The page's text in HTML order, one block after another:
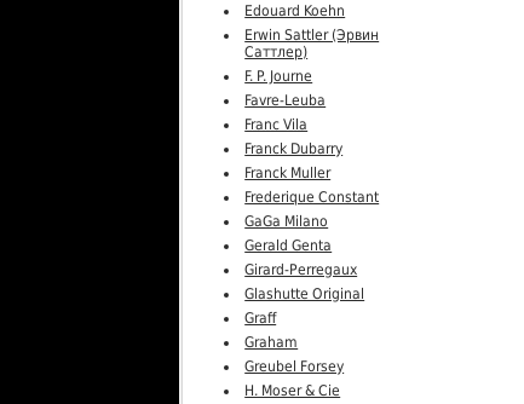
Edouard Koehn
Erwin Sattler (Эрвин
Саттлер)
F. P. Journe
Favre-Leuba
Franc Vila
Franck Dubarry
Franck Muller
Frederique Constant
GaGa Milano
Gerald Genta
Girard-Perregaux
Glashutte Original
Graff
Graham
Greubel Forsey
H. Moser & Cie